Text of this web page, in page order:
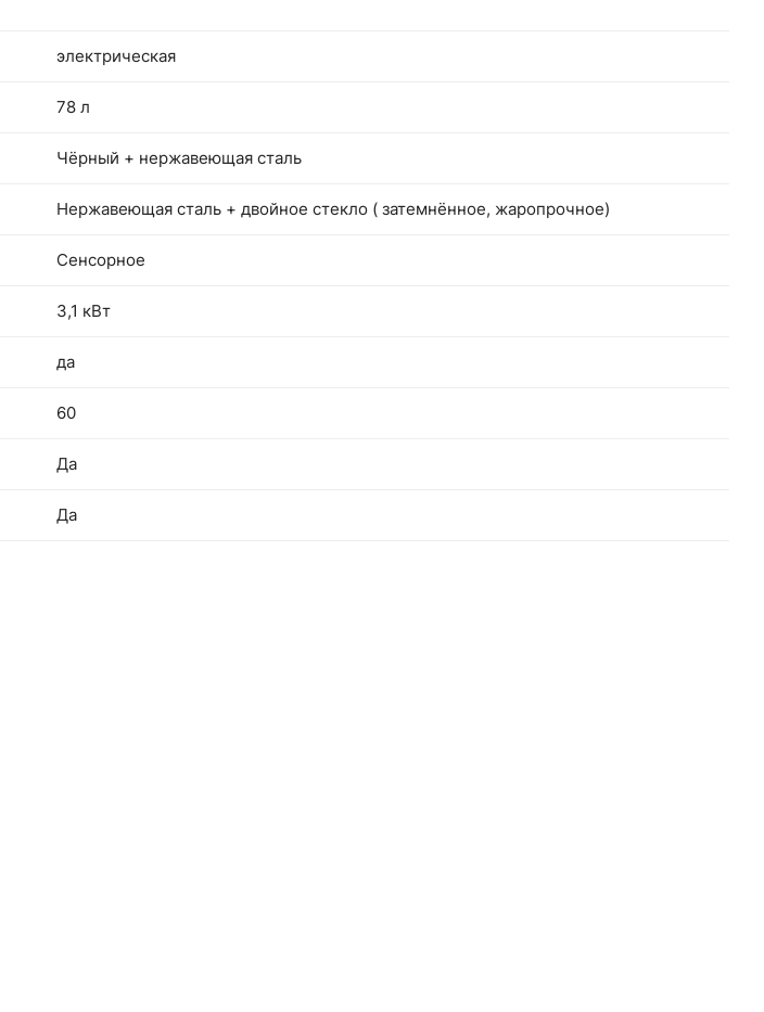
электрическая
78 л
Чёрный + нержавеющая сталь
Нержавеющая сталь + двойное стекло ( затемнённое, жаропрочное)
Сенсорное
3,1 кВт
да
60
Да
Да